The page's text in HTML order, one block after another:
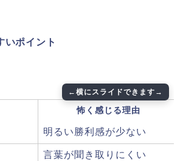
いポイント
怖く感じる理由
明るい勝利感が少ない
言葉が聞き取りにくい